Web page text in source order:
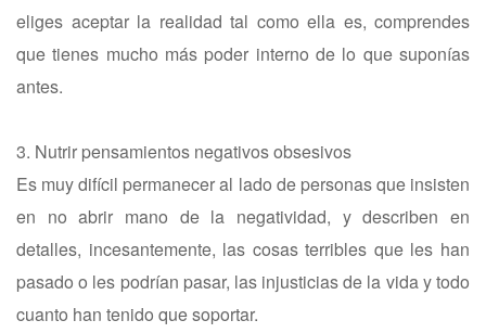
eliges aceptar la realidad tal como ella es, comprendes
que tienes mucho más poder interno de lo que suponías
antes.
3. Nutrir pensamientos negativos obsesivos
Es muy difícil permanecer al lado de personas que insisten
en no abrir mano de la negatividad, y describen en
detalles, incesantemente, las cosas terribles que les han
pasado o les podrían pasar, las injusticias de la vida y todo
cuanto han tenido que soportar.